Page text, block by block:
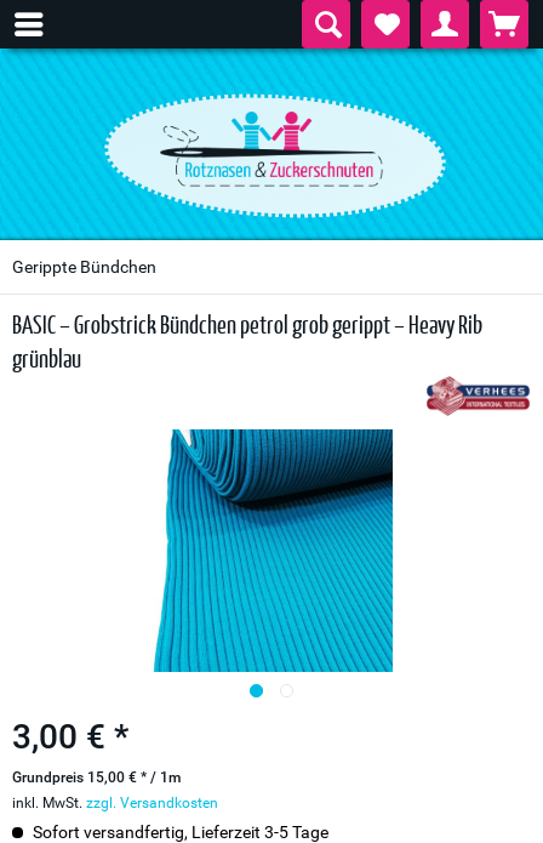
Gerippte Bündchen
BASIC – Grobstrick Bündchen petrol grob gerippt – Heavy Rib
grünblau
3,00 € *
Grundpreis 15,00 € * / 1m
inkl. MwSt. zzgl. Versandkosten
Sofort versandfertig, Lieferzeit 3-5 Tage